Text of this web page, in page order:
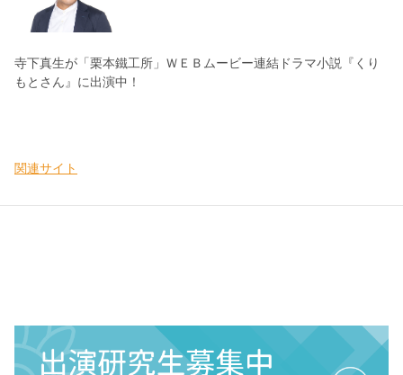
寺下真生が「栗本鐵工所」ＷＥＢムービー連結ドラマ小説『くり
もとさん』に出演中！
関連サイト